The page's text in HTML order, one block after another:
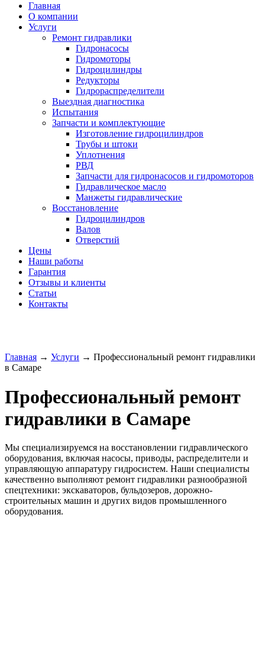
Главная
О компании
Услуги
Ремонт гидравлики
Гидронасосы
Гидромоторы
Гидроцилиндры
Редукторы
Гидрораспределители
Выездная диагностика
Испытания
Запчасти и комплектующие
Изготовление гидроцилиндров
Трубы и штоки
Уплотнения
РВД
Запчасти для гидронасосов и гидромоторов
Гидравлическое масло
Манжеты гидравлические
Восстановление
Гидроцилиндров
Валов
Отверстий
Цены
Наши работы
Гарантия
Отзывы и клиенты
Статьи
Контакты
Главная → Услуги → Профессиональный ремонт гидравлики
в Самаре
Профессиональный ремонт
гидравлики в Самаре
Мы специализируемся на восстановлении гидравлического
оборудования, включая насосы, приводы, распределители и
управляющую аппаратуру гидросистем. Наши специалисты
качественно выполняют ремонт гидравлики разнообразной
спецтехники: экскаваторов, бульдозеров, дорожно-
строительных машин и других видов промышленного
оборудования.